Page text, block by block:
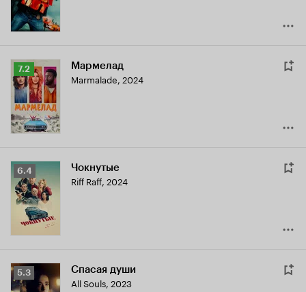
Рейтинг
Кинопоиска
7.2
7.2 Мармелад
Marmalade, 2024
Рейтинг
Кинопоиска
6.4
6.4 Чокнутые
Riff Raff, 2024
Рейтинг
Кинопоиска
5.3 Спасая души
All Souls, 2023